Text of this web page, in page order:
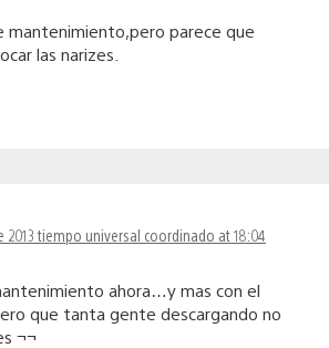
mantenimiento,pero parece que
las narizes.
2013 tiempo universal coordinado at 18:04
ahora…y mas con el
que tanta gente descargando no
¬¬